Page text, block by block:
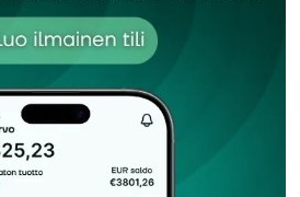
Sähköpostiosoitteesi